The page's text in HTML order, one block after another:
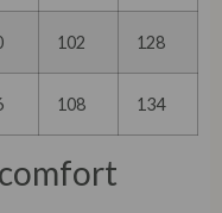
102 128
108 134